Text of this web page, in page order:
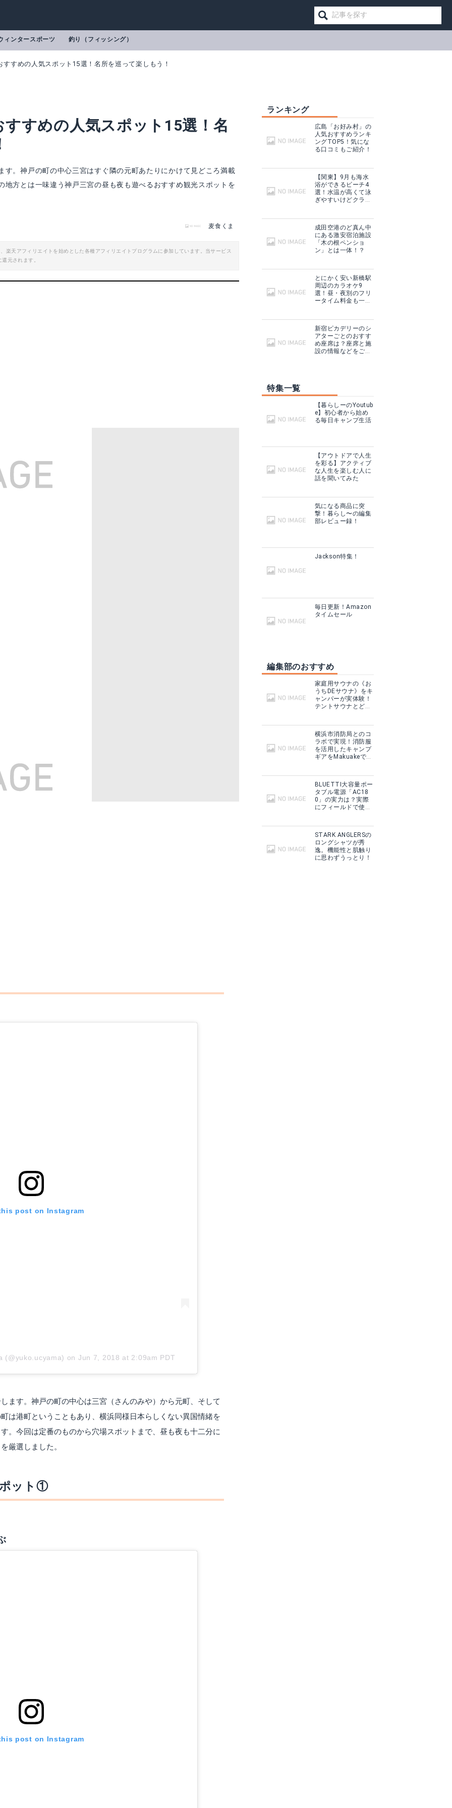
ィンタースポーツ 釣り（フィッシング）
すめの人気スポット15選！名所を巡って楽しもう！
すめの人気スポット15選！名
す。神戸の町の中心三宮はすぐ隣の元町あたりにかけて見どころ満載
地方とは一味違う神戸三宮の昼も夜も遊べるおすすめ観光スポットを
麦食くま
楽天アフィリエイトを始めとした各種アフィリエイトプログラムに参加しています。当サービス
元されます。
post on Instagram
(@yuko.ucyama) on Jun 7, 2018 at 2:09am PDT
ます。神戸の町の中心は三宮（さんのみや）から元町、そして
は港町ということもあり、横浜同様日本らしくない異国情緒を
。今回は定番のものから穴場スポットまで、昼も夜も十二分に
厳選しました。
ポット①
post on Instagram
ランキング
広島「お好み村」の
人気おすすめランキ
ングTOP5！気にな
る口コミもご紹介！
【関東】9月も海水
浴ができるビーチ4
選！水温が高くて泳
ぎやすいけどクラゲ
成田空港のど真ん中
にある激安宿泊施設
「木の根ペンショ
ン」とは一体！？
とにかく安い新橋駅
周辺のカラオケ9
選！昼・夜別のフリ
ータイム料金も一挙
新宿ピカデリーのシ
アターごとのおすす
め座席は？座席と施
設の情報などをご紹
特集一覧
【暮らしーのYoutub
e】初心者から始め
る毎日キャンプ生活
【アウトドアで人生
を彩る】アクティブ
な人生を楽しむ人に
話を聞いてみた
気になる商品に突
撃！暮らし〜の編集
部レビュー録！
Jackson特集！
毎日更新！Amazon
タイムセール
編集部のおすすめ
家庭用サウナの《お
うちDEサウナ》をキ
ャンパーが実体験！
テントサウナとどこ
横浜市消防局とのコ
ラボで実現！消防服
を活用したキャンプ
ギアをMakuakeで予
BLUETTI大容量ポー
タブル電源「AC18
0」の実力は？実際
にフィールドで使用
STARK ANGLERSの
ロングシャツが秀
逸。機能性と肌触り
に思わずうっとり！